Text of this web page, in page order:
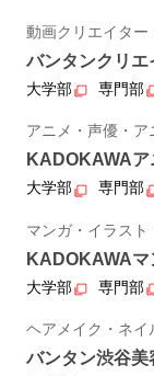
動画クリエイター
バンタンクリ
大学部 専門部
アニメ・声優・
KADOKAWA
大学部 専門部
マンガ・イラス
KADOKAWA
大学部 専門部
ヘアメイク・ネイ
バンタン渋谷美